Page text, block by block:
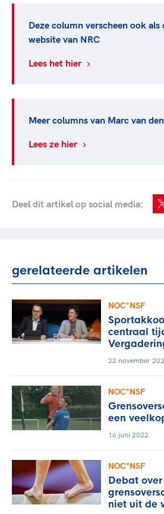
Deze column verscheen ook
website van NRC
Lees het hier
Meer columns van Marc van
Lees ze hier
Deel dit artikel op social media:
gerelateerde artikelen
NOC*NSF
centraal
22 november
NOC*NSF
een
16 juni 2022
NOC*NSF
Debat over
niet uit de